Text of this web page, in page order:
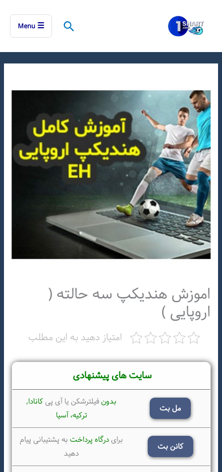
جستجو☰
Menu
اموزش هندیکپ سه حالته (
اروپایی )
امتیاز دهید به این مطلب
سایت های پیشنهادی
مل بت
بدونفیلترشکن یا آی پیکانادا,
ترکیه، آسیا
کانن بت
برایدرگاه پرداختبه پشتیبانی پیام
دهید